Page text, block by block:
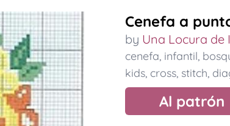
Cenefa a
by Una Locura de
cenefa, infantil,
kids, cross, stitch,
Al patrón